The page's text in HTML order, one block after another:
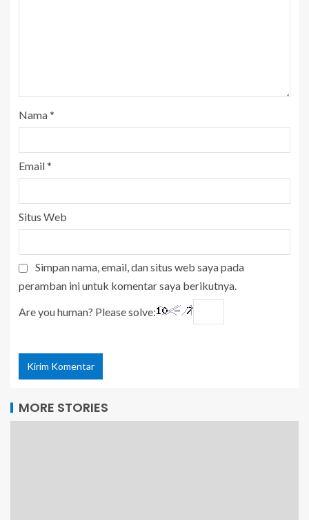
Nama*
Email*
Situs Web
Simpan nama, email, dan situs web saya pada
peramban ini untuk komentar saya berikutnya.
Are you human? Please solve:
MORE STORIES